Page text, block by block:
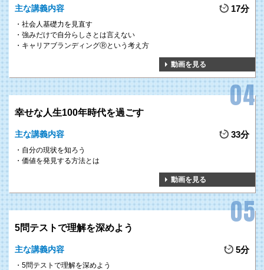
主な講義内容 17分
社会人基礎力を見直す
強みだけで自分らしさとは言えない
キャリアブランディングⓇという考え方
動画を見る
幸せな人生100年時代を過ごす
主な講義内容 33分
自分の現状を知ろう
価値を発見する方法とは
動画を見る
5問テストで理解を深めよう
主な講義内容 5分
5問テストで理解を深めよう